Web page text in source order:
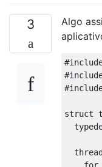
3
Algo
struct
for